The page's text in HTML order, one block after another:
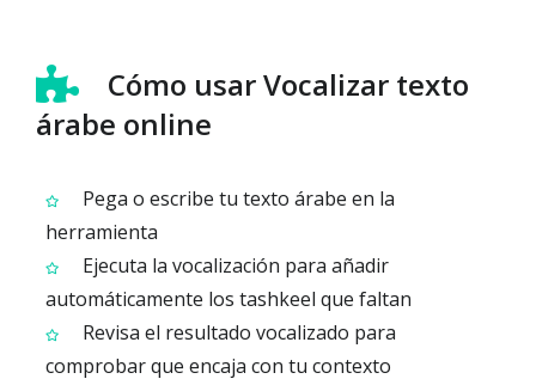
Cómo usar Vocalizar texto
árabe online
Pega o escribe tu texto árabe en la
herramienta
Ejecuta la vocalización para añadir
automáticamente los tashkeel que faltan
Revisa el resultado vocalizado para
comprobar que encaja con tu contexto